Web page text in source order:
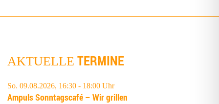
AKTUELLE TERMINE
So. 09.08.2026, 16:30 - 18:00 Uhr
Ampuls Sonn­tags­ca­fé – Wir grillen